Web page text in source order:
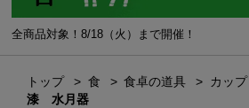
全商品対象！8/18（火）まで開催！
トップ 食 食卓の道具 カップ
漆 水月器